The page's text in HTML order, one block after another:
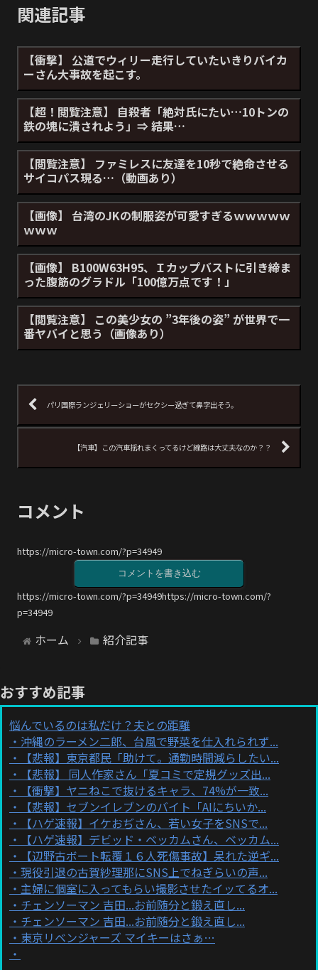
関連記事
【衝撃】 公道でウィリー走行していたいきりバイカ
ーさん大事故を起こす。
【超！閲覧注意】 自殺者「絶対氏にたい…10トンの
鉄の塊に潰されよう」⇒ 結果…
【閲覧注意】 ファミレスに友達を10秒で絶命させる
サイコパス現る…（動画あり）
【画像】 台湾のJKの制服姿が可愛すぎるｗｗｗｗｗ
ｗｗｗ
【画像】 B100W63H95、Ｉカップバストに引き締ま
った腹筋のグラドル「100億万点です！」
【閲覧注意】 この美少女の ”3年後の姿” が世界で一
番ヤバイと思う（画像あり）
パリ国際ランジェリーショーがセクシー過ぎて鼻字出そう。
【汽車】この汽車揺れまくってるけど線路は大丈夫なのか？？
コメント
https://micro-town.com/?p=34949
コメントを書き込む
https://micro-town.com/?p=34949https://micro-town.com/?
p=34949
ホーム 紹介記事
おすすめ記事
悩んでいるのは私だけ？夫との距離
沖縄のラーメン二郎、台風で野菜を仕入れられず...
【悲報】東京都民「助けて。通勤時間減らしたい...
【悲報】 同人作家さん「夏コミで定規グッズ出...
【衝撃】ヤニねこで抜けるキャラ、74%が一致...
【悲報】セブンイレブンのバイト「AIにちいか...
【ハゲ速報】イケおぢさん、若い女子をSNSで...
【ハゲ速報】デビッド・ベッカムさん、ベッカム...
【辺野古ボート転覆１６人死傷事故】呆れた逆ギ...
現役引退の古賀紗理那にSNS上でねぎらいの声...
主婦に個室に入ってもらい撮影させたイッてるオ...
チェンソーマン 吉田...お前随分と鍛え直し...
チェンソーマン 吉田...お前随分と鍛え直し...
東京リベンジャーズ マイキーはさぁ…